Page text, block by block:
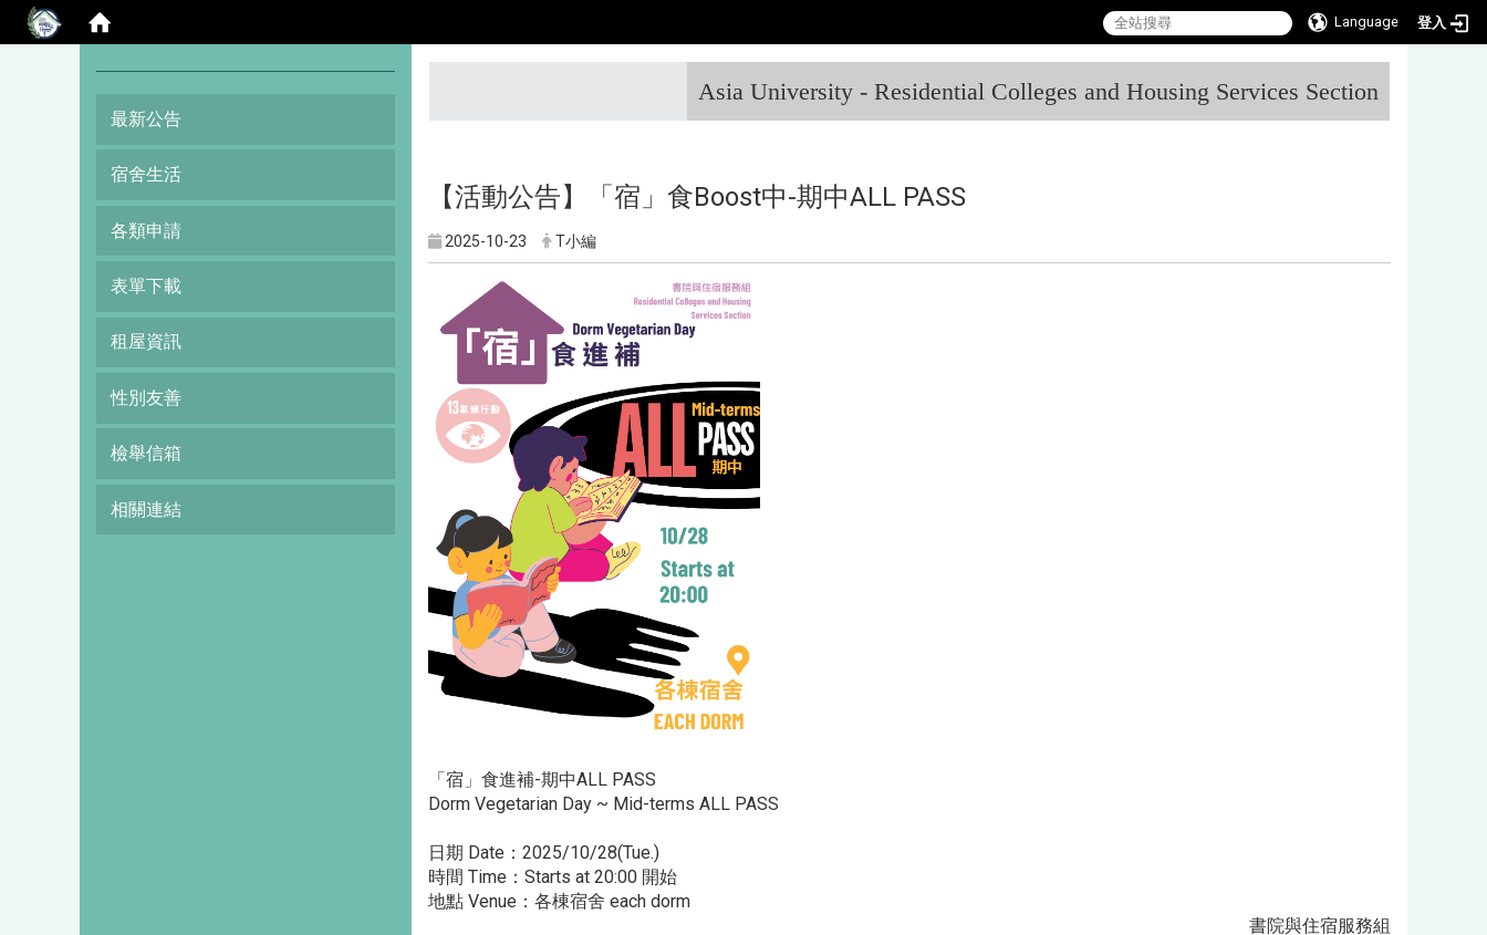
Language 登入
Asia University - Residential Colleges and Housing Services Section
最新公告
宿舍生活
各類申請
表單下載
租屋資訊
性別友善
檢舉信箱
相關連結
【活動公告】「宿」食Boost中-期中ALL PASS
2025-10-23 T小編
「宿」食進補-期中ALL PASS
Dorm Vegetarian Day ~ Mid-terms ALL PASS
日期 Date：2025/10/28(Tue.)
時間 Time：Starts at 20:00 開始
地點 Venue：各棟宿舍 each dorm
書院與住宿服務組